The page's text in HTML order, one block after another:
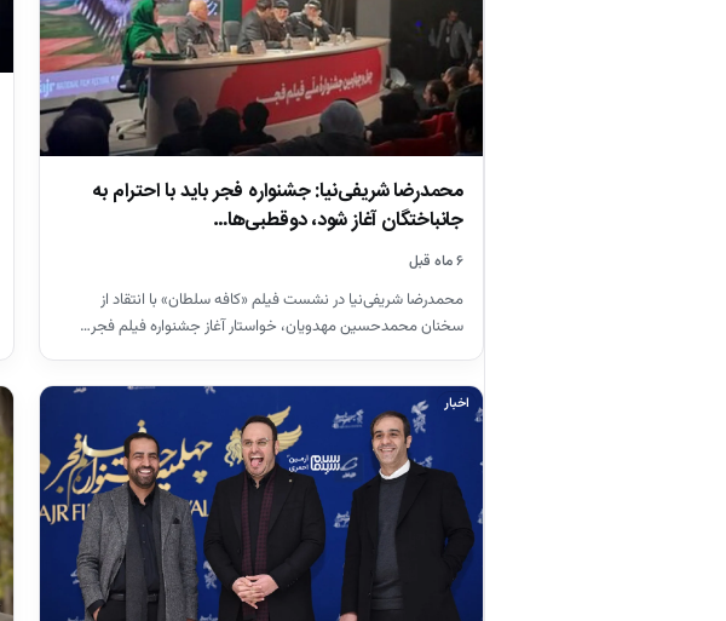
محمدرضا شریفی‌نیا: جشنواره فجر باید با احترام به
جانباختگان آغاز شود، دوقطبی‌ها…
۶ ماه قبل
محمدرضا شریفی‌نیا در نشست فیلم «کافه سلطان» با انتقاد از
سخنان محمدحسین مهدویان، خواستار آغاز جشنواره فیلم فجر…
اخبار